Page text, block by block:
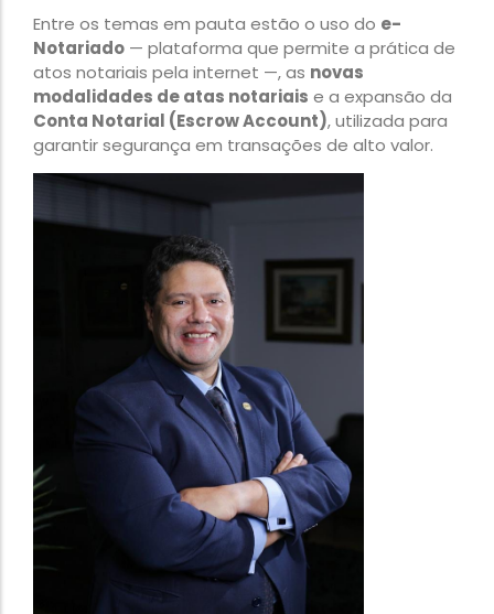
Entre os temas em pauta estão o uso do e-
Notariado — plataforma que permite a prática de
atos notariais pela internet —, as novas
modalidades de atas notariais e a expansão da
Conta Notarial (Escrow Account), utilizada para
garantir segurança em transações de alto valor.